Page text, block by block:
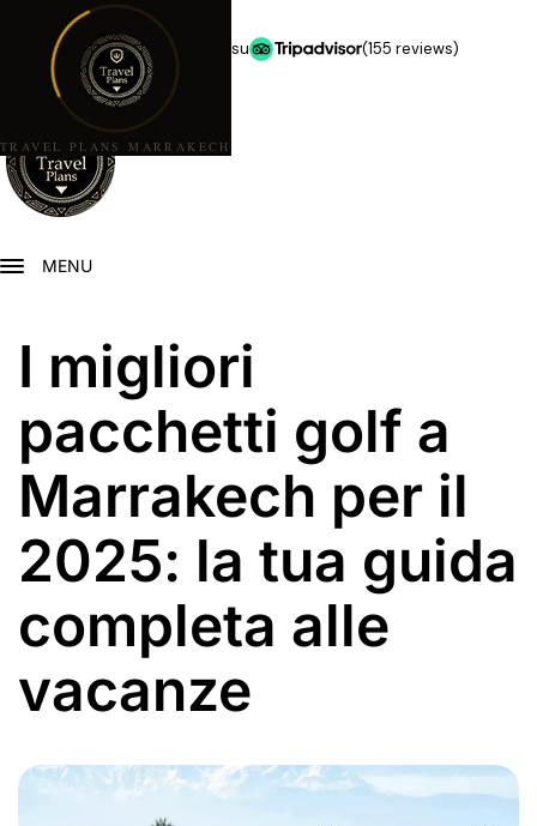
TRAVEL PLANS MARRAKECH
★★★★★ 5,0 stelle su (155 reviews)
MENU
I migliori
pacchetti golf a
Marrakech per il
2025: la tua guida
completa alle
vacanze